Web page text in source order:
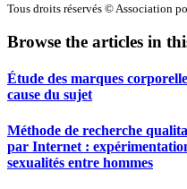
Tous droits réservés © Association
Browse the articles in
Étude des marques
cause du sujet
Méthode de recherche
par Internet :
sexualités entre hommes